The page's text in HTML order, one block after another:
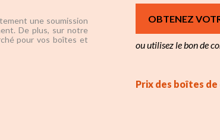
une soumission
De plus, sur notre
pour vos boîtes et
OBTENEZ
ou utilisez le bon de
Prix des boîtes